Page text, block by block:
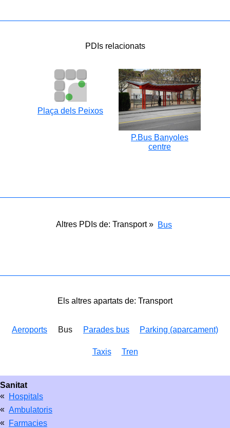
PDIs relacionats
Plaça dels Peixos
P.Bus Banyoles
centre
Altres PDIs de: Transport » Bus
Els altres apartats de: Transport
Aeroports Bus Parades bus Parking (aparcament)
Taxis Tren
Sanitat
« Hospitals
« Ambulatoris
« Farmacies